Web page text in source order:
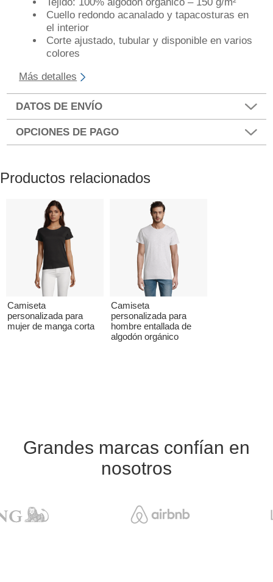
Cuello redondo acanalado y tapacosturas en
el interior
Corte ajustado, tubular y disponible en varios
colores
Más detalles
DATOS DE ENVÍO
OPCIONES DE PAGO
Productos relacionados
Camiseta
personalizada para
mujer de manga corta
Camiseta
personalizada para
hombre entallada de
algodón orgánico
Grandes marcas confían en
nosotros